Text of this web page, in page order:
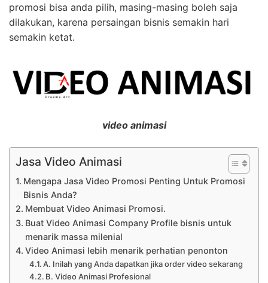
promosi bisa anda pilih, masing-masing boleh saja
dilakukan, karena persaingan bisnis semakin hari
semakin ketat.
video animasi
Jasa Video Animasi
Mengapa Jasa Video Promosi Penting Untuk Promosi
Bisnis Anda?
Membuat Video Animasi Promosi.
Buat Video Animasi Company Profile bisnis untuk
menarik massa milenial
Video Animasi lebih menarik perhatian penonton
A. Inilah yang Anda dapatkan jika order video sekarang
B. Video Animasi Profesional